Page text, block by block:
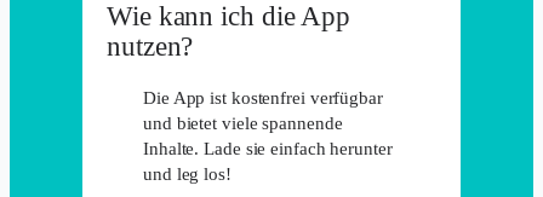
Wie kann ich die App
nutzen?
Die App ist kostenfrei verfügbar
und bietet viele spannende
Inhalte. Lade sie einfach herunter
und leg los!